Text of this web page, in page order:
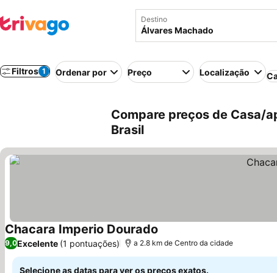
Destino
Filtros 1 Ordenar por Preço Localização
Compare preços de Casa/
Brasil
Chacara Imperio Dourado
9,0Excelente (1 pontuações) a 2.8 km de Centro da cidade
Selecione as datas para ver os preços exatos.